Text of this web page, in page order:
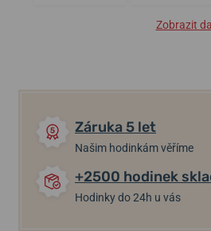
Zobrazit
Záruka 5 let
Našim hodinkám věříme
+2500 hodinek
Hodinky do 24h u vás